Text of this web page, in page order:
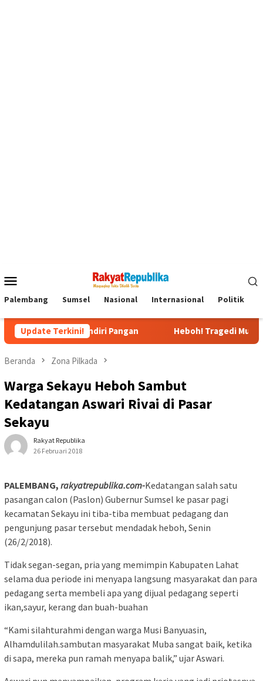
Mobile
Palembang Sumsel Nasional Internasional Politik
Update Terkini!
Mandiri Pangan Heboh! Tragedi Mutilasi di
Beranda Zona Pilkada
Warga Sekayu Heboh Sambut
Kedatangan Aswari Rivai di Pasar
Sekayu
Rakyat Republika
26 Februari 2018
PALEMBANG, rakyatrepublika.com-Kedatangan salah satu
pasangan calon (Paslon) Gubernur Sumsel ke pasar pagi
kecamatan Sekayu ini tiba-tiba membuat pedagang dan
pengunjung pasar tersebut mendadak heboh, Senin
(26/2/2018).
Tidak segan-segan, pria yang memimpin Kabupaten Lahat
selama dua periode ini menyapa langsung masyarakat dan para
pedagang serta membeli apa yang dijual pedagang seperti
ikan,sayur, kerang dan buah-buahan
“Kami silahturahmi dengan warga Musi Banyuasin,
Alhamdulilah.sambutan masyarakat Muba sangat baik, ketika
di sapa, mereka pun ramah menyapa balik,” ujar Aswari.